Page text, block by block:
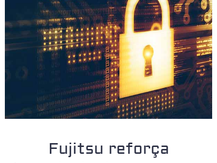
Fujitsu reforça